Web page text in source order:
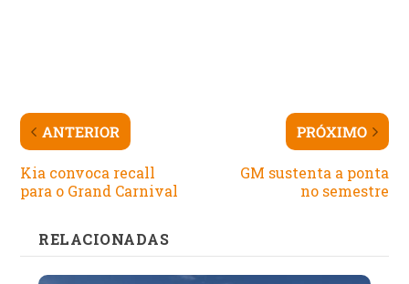
ANTERIOR
Kia convoca recall
para o Grand Carnival
PRÓXIMO
GM sustenta a ponta
no semestre
RELACIONADAS